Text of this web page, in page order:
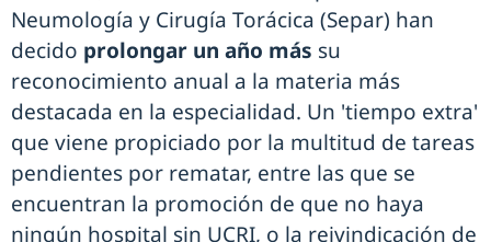
Neumología y Cirugía Torácica (Separ) han
decido prolongar un año más su
reconocimiento anual a la materia más
destacada en la especialidad. Un 'tiempo extra'
que viene propiciado por la multitud de tareas
pendientes por rematar, entre las que se
encuentran la promoción de que no haya
ningún hospital sin UCRI, o la reivindicación de